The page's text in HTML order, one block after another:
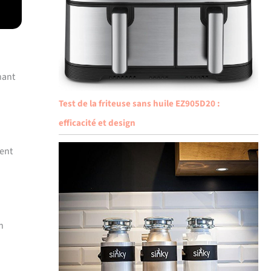
Test de la friteuse sans huile EZ905D20 :
efficacité et design